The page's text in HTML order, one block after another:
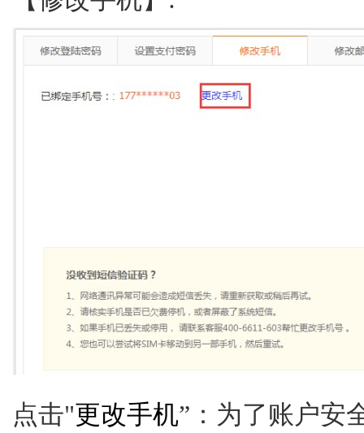
点击"更改手机”：为了账户安